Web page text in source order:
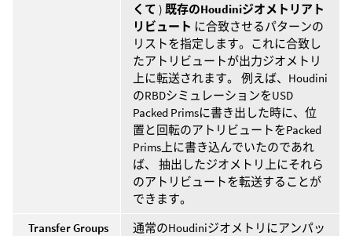
くて ) 既存のHoudiniジオメトリアト
リビュート に合致させるパターンの
リストを指定します。これに合致し
たアトリビュートが出力ジオメトリ
上に転送されます。 例えば、Houdini
のRBDシミュレーションをUSD
Packed Primsに書き出した時に、位
置と回転のアトリビュートをPacked
Prims上に書き込んでいたのであれ
ば、 抽出したジオメトリ上にそれら
のアトリビュートを転送することが
できます。
Transfer Groups
通常のHoudiniジオメトリにアンパッ